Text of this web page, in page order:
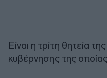
Είναι η τρίτη θητεία
κυβέρνησης της